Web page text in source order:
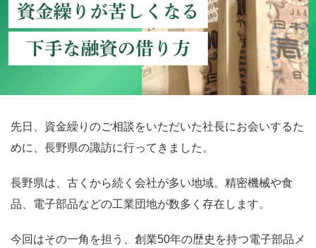
先日、資金繰りのご相談をいただいた社長にお会いするた
めに、長野県の諏訪に行ってきました。
長野県は、古くから続く会社が多い地域。精密機械や食
品、電子部品などの工業団地が数多く存在します。
今回はその一角を担う、創業50年の歴史を持つ電子部品メ